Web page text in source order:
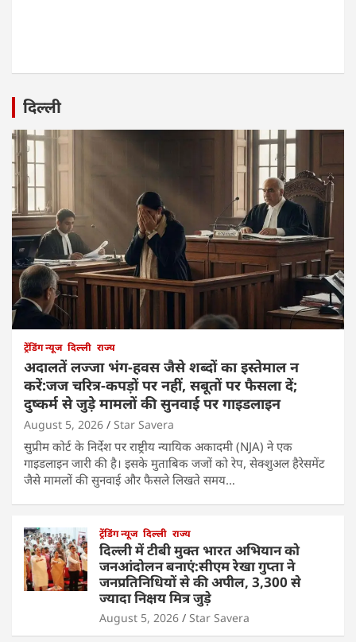
दिल्ली
ट्रेंडिंग न्यूज दिल्ली राज्य
अदालतें लज्जा भंग-हवस जैसे शब्दों का इस्तेमाल न
करें:जज चरित्र-कपड़ों पर नहीं, सबूतों पर फैसला दें;
दुष्कर्म से जुड़े मामलों की सुनवाई पर गाइडलाइन
August 5, 2026 Star Savera
सुप्रीम कोर्ट के निर्देश पर राष्ट्रीय न्यायिक अकादमी (NJA) ने एक
गाइडलाइन जारी की है। इसके मुताबिक जजों को रेप, सेक्शुअल हैरेसमेंट
जैसे मामलों की सुनवाई और फैसले लिखते समय…
ट्रेंडिंग न्यूज दिल्ली राज्य
दिल्ली में टीबी मुक्त भारत अभियान को
जनआंदोलन बनाएं:सीएम रेखा गुप्ता ने
जनप्रतिनिधियों से की अपील, 3,300 से
ज्यादा निक्षय मित्र जुड़े
August 5, 2026 Star Savera